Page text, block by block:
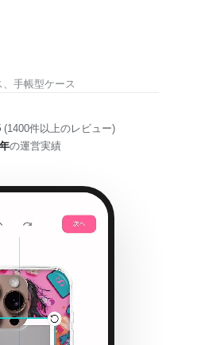
手帳型ケース
(1400件以上のレビュー)
の運営実績